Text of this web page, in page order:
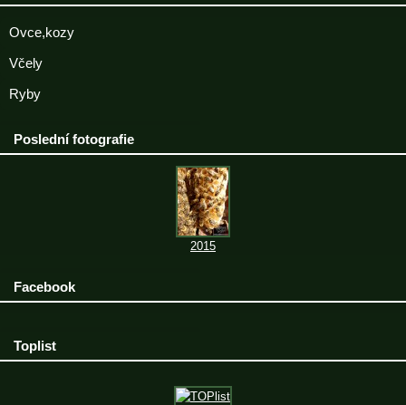
Ovce,kozy
Včely
Ryby
Poslední fotografie
2015
Facebook
Toplist